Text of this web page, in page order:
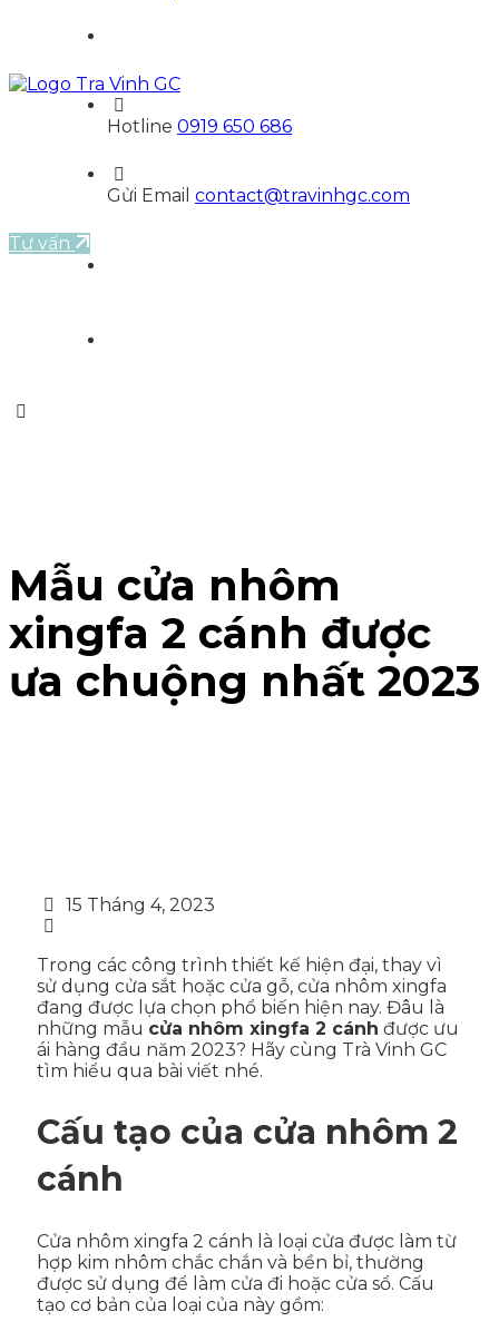
Hotline 0919 650 686
Gửi Email contact@travinhgc.com
Tư vấn
Mẫu cửa nhôm
xingfa 2 cánh được
ưa chuộng nhất 2023
15 Tháng 4, 2023
Trong các công trình thiết kế hiện đại, thay vì
sử dụng cửa sắt hoặc cửa gỗ, cửa nhôm xingfa
đang được lựa chọn phổ biến hiện nay. Đâu là
những mẫu cửa nhôm xingfa 2 cánh được ưu
ái hàng đầu năm 2023? Hãy cùng Trà Vinh GC
tìm hiểu qua bài viết nhé.
Cấu tạo của cửa nhôm 2
cánh
Cửa nhôm xingfa 2 cánh là loại cửa được làm từ
hợp kim nhôm chắc chắn và bền bỉ, thường
được sử dụng để làm cửa đi hoặc cửa sổ. Cấu
tạo cơ bản của loại của này gồm: